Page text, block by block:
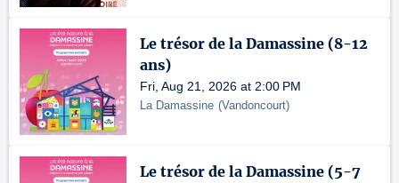
Le trésor de la Damassine (8-12
ans)
Fri, Aug 21, 2026 at 2:00 PM
La Damassine (Vandoncourt)
Le trésor de la Damassine (5-7